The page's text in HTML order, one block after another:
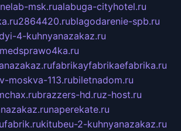
msk.rualabuga-cityhotel.ru
2864420.rublagodarenie-spb.ru
4-kuhnyanazakaz.ru
medsprawo4ka.ru
fabrikayfabrikaefabrika.ru
moskva-113.rubiletnadom.ru
brazzers-hd.ruz-host.ru
naperekate.ru
kitubeu-2-kuhnyanazakaz.ru